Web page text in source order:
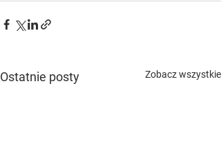
Ostatnie posty Zobacz wszystkie